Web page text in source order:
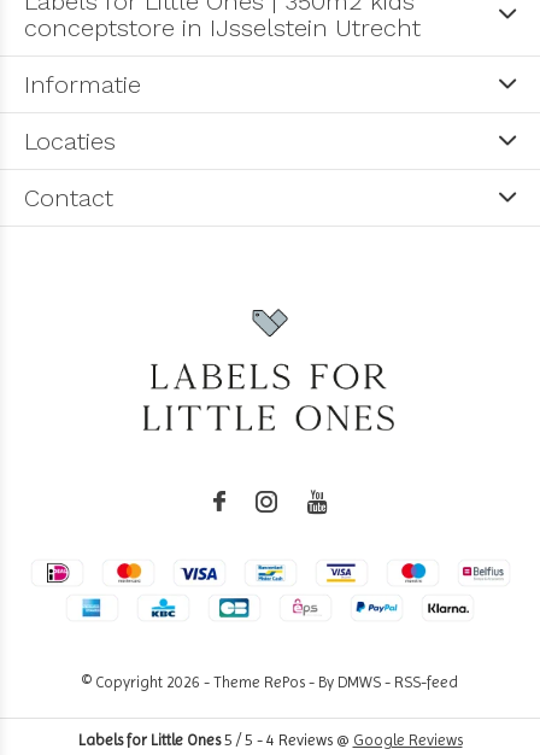
conceptstore in IJsselstein Utrecht
Informatie
Locaties
Contact
© Copyright 2026 - Theme RePos - By DMWS - RSS-feed
Labels for Little Ones5 / 5 - 4 Reviews @ Google Reviews